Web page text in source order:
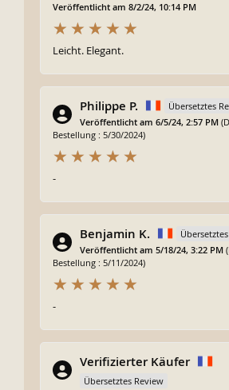
Veröffentlicht am 8/2/24, 10:14 PM
Leicht. Elegant.
Philippe P.
Übersetztes
Veröffentlicht am 6/5/24, 2:57 PM
Bestellung : 5/30/2024)
-
Benjamin K.
Veröffentlicht am 5/18/24, 3:22 PM
Bestellung : 5/11/2024)
-
Verifizierter Käufer
Übersetztes Review